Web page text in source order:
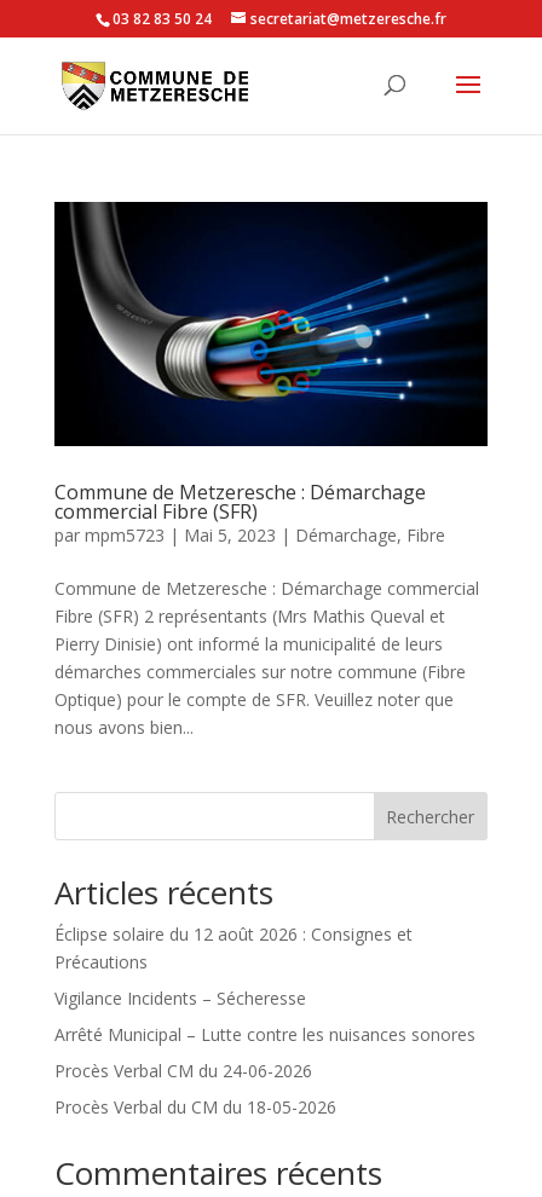
03 82 83 50 24 secretariat@metzeresche.fr
Commune de Metzeresche : Démarchage
commercial Fibre (SFR)
par mpm5723 | Mai 5, 2023 | Démarchage, Fibre
Commune de Metzeresche : Démarchage commercial
Fibre (SFR) 2 représentants (Mrs Mathis Queval et
Pierry Dinisie) ont informé la municipalité de leurs
démarches commerciales sur notre commune (Fibre
Optique) pour le compte de SFR. Veuillez noter que
nous avons bien...
Rechercher
Articles récents
Éclipse solaire du 12 août 2026 : Consignes et
Précautions
Vigilance Incidents – Sécheresse
Arrêté Municipal – Lutte contre les nuisances sonores
Procès Verbal CM du 24-06-2026
Procès Verbal du CM du 18-05-2026
Commentaires récents